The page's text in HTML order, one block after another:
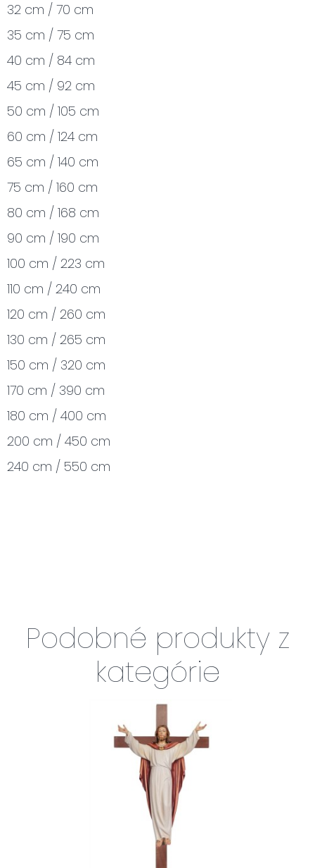
32 cm / 70 cm
35 cm / 75 cm
40 cm / 84 cm
45 cm / 92 cm
50 cm / 105 cm
60 cm / 124 cm
65 cm / 140 cm
75 cm / 160 cm
80 cm / 168 cm
90 cm / 190 cm
100 cm / 223 cm
110 cm / 240 cm
120 cm / 260 cm
130 cm / 265 cm
150 cm / 320 cm
170 cm / 390 cm
180 cm / 400 cm
200 cm / 450 cm
240 cm / 550 cm
Podobné produkty z
kategórie